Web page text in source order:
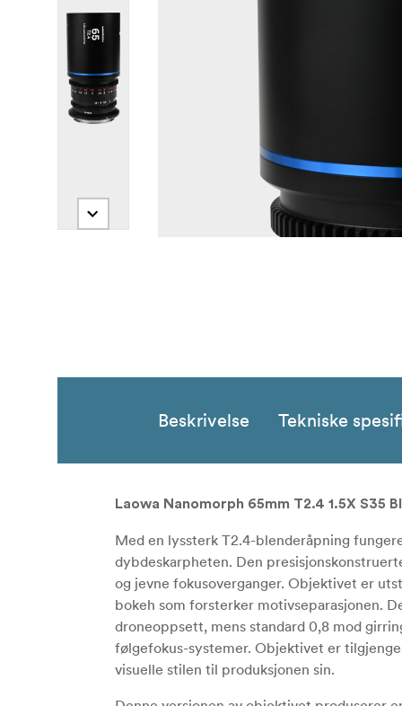
Beskrivelse Tekniske
Laowa Nanomorph 65mm T2.4 1.5X S35
Med en lyssterk T2.4-blenderåpning
dybdeskarpheten. Den
og jevne fokusoverganger. Objektivet er
bokeh som forsterker motivseparasjonen.
droneoppsett, mens standard 0,8 mod
følgefokus-systemer. Objektivet er
visuelle stilen til produksjonen sin.